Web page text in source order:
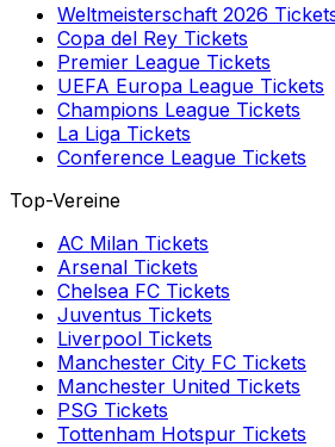
Weltmeisterschaft 2026
Copa del Rey Tickets
Premier League Tickets
UEFA Europa League Tickets
Champions League Tickets
La Liga Tickets
Conference League Tickets
Top-Vereine
AC Milan Tickets
Arsenal Tickets
Chelsea FC Tickets
Juventus Tickets
Liverpool Tickets
Manchester City FC Tickets
Manchester United Tickets
PSG Tickets
Tottenham Hotspur Tickets